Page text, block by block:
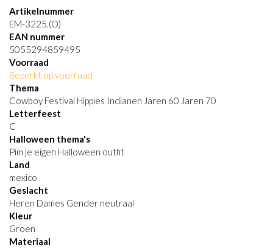
Artikelnummer
EM-3225.(O)
EAN nummer
5055294859495
Voorraad
Beperkt op voorraad
Thema
Cowboy Festival Hippies Indianen Jaren 60 Jaren 70
Letterfeest
C
Halloween thema's
Pim je eigen Halloween outfit
Land
mexico
Geslacht
Heren Dames Gender neutraal
Kleur
Groen
Materiaal